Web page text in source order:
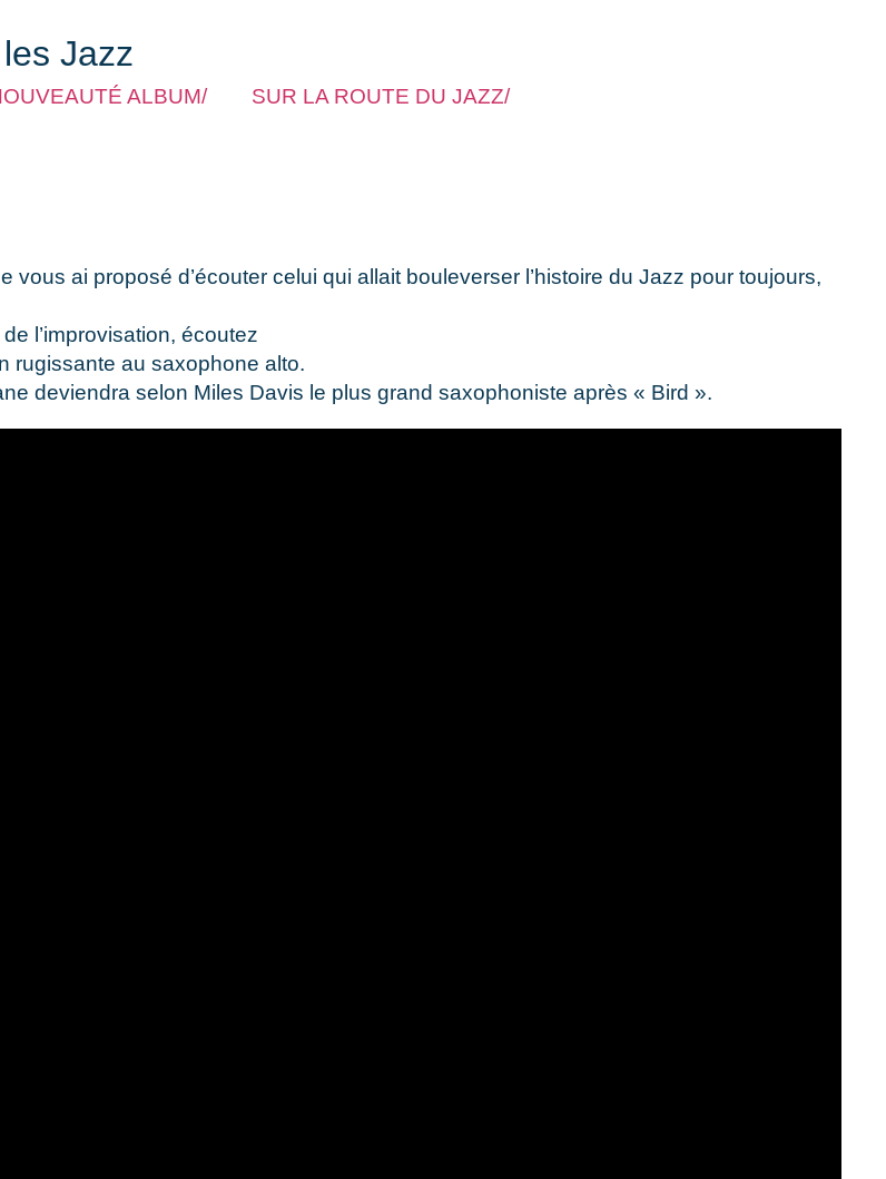
Jazz
ALBUM/ SUR LA ROUTE DU JAZZ/
ai proposé d’écouter celui qui allait bouleverser l’histoire du Jazz pour toujours,
l’improvisation, écoutez
rugissante au saxophone alto.
deviendra selon Miles Davis le plus grand saxophoniste après « Bird ».